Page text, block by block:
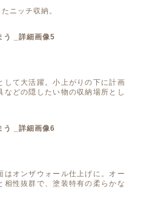
ニッチ収納。
して大活躍。小上がりの下に計画
などの隠したい物の収納場所とし
はオンザウォール仕上げに。オー
相性抜群で、塗装特有の柔らかな